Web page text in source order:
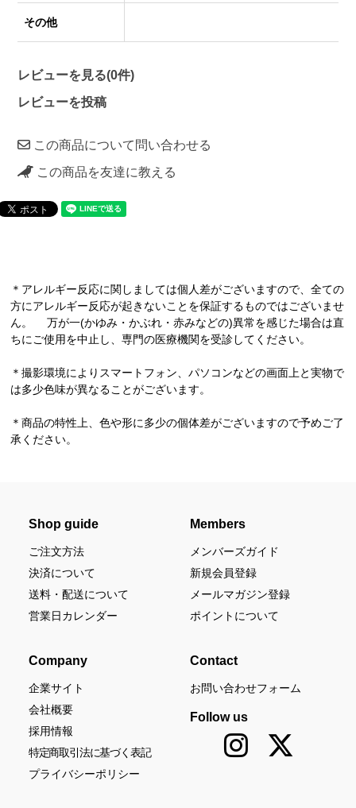
その他
レビューを見る(0件)
レビューを投稿
この商品について問い合わせる
この商品を友達に教える
＊アレルギー反応に関しましては個人差がございますので、全ての
方にアレルギー反応が起きないことを保証するものではございませ
ん。 万が一(かゆみ・かぶれ・赤みなどの)異常を感じた場合は直
ちにご使用を中止し、専門の医療機関を受診してください。
＊撮影環境によりスマートフォン、パソコンなどの画面上と実物で
は多少色味が異なることがございます。
＊商品の特性上、色や形に多少の個体差がございますので予めご了
承ください。
Shop guide
ご注文方法
決済について
送料・配送について
営業日カレンダー
Members
メンバーズガイド
新規会員登録
メールマガジン登録
ポイントについて
Company
企業サイト
会社概要
採用情報
特定商取引法に基づく表記
プライバシーポリシー
Contact
お問い合わせフォーム
Follow us